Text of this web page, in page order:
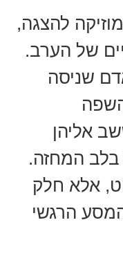
להצגה,
של הערב.
שניסה
אליהן
בלב המחזה.
אלא חלק
הרגשי